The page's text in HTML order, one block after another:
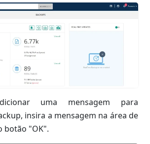
uma mensagem para
insira a mensagem na área de
botão "OK".